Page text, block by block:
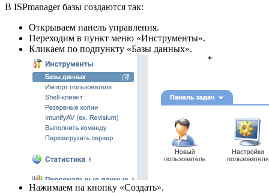
В ISPmanager базы создаются так:
Открываем панель управления.
Переходим в пункт меню «Инструменты».
Кликаем по подпункту «Базы данных».
Нажимаем на кнопку «Создать».